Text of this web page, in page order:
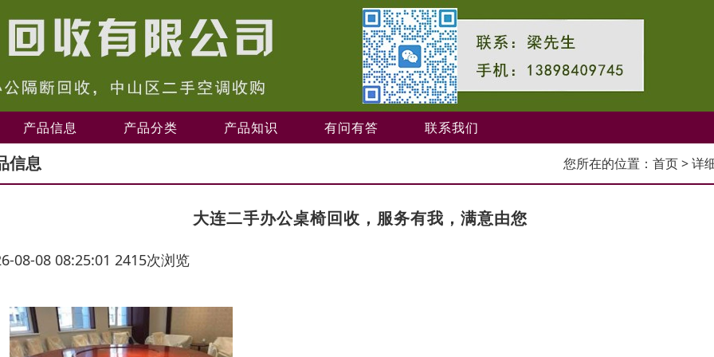
产品信息 产品分类 产品知识 有问有答 联系我们
信息 您所在的位置： 首页> 详
大连二手办公桌椅回收，服务有我，满意由您
08-08 08:25:01 2415次浏览